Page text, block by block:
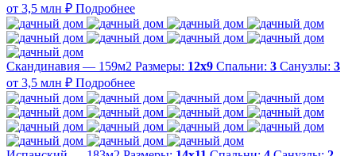
от 3,5 млн ₽ Подробнее
Скандинавия — 159м2 Размеры: 12х9 Спальни: 3 Санузлы: 3
от 3,5 млн ₽ Подробнее